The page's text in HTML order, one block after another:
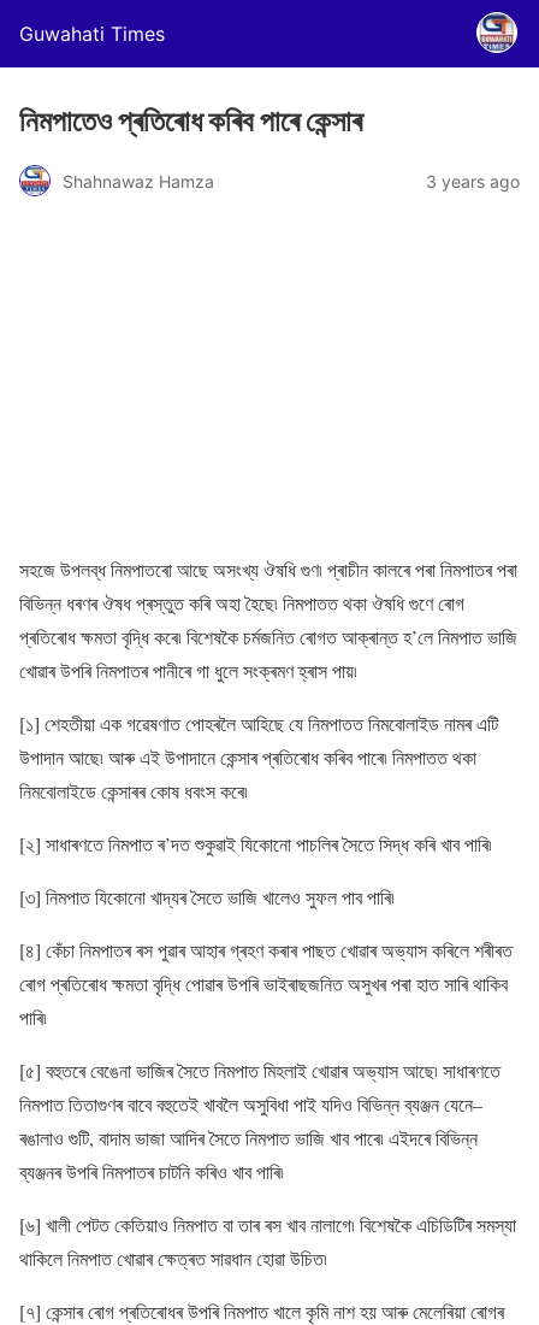
Guwahati Times
নিমপাতেও প্ৰতিৰোধ কৰিব পাৰে কেন্সাৰ
Shahnawaz Hamza 3 years ago
সহজে উপলব্ধ নিমপাতৰো আছে অসংখ্য ঔষধি গুণ৷ প্ৰাচীন কালৰে পৰা নিমপাতৰ পৰা
বিভিন্ন ধৰণৰ ঔষধ প্ৰস্তুত কৰি অহা হৈছে৷ নিমপাতত থকা ঔষধি গুণে ৰোগ
প্ৰতিৰোধ ক্ষমতা বৃদ্ধি কৰে৷ বিশেষকৈ চৰ্মজনিত ৰোগত আক্ৰান্ত হ’লে নিমপাত ভাজি
খোৱাৰ উপৰি নিমপাতৰ পানীৰে গা ধুলে সংক্ৰমণ হ্ৰাস পায়৷
[১] শেহতীয়া এক গৱেষণাত পোহৰলৈ আহিছে যে নিমপাতত নিমবোলাইড নামৰ এটি
উপাদান আছে৷ আৰু এই উপাদানে কেন্সাৰ প্ৰতিৰোধ কৰিব পাৰে৷ নিমপাতত থকা
নিমবোলাইডে কেন্সাৰৰ কোষ ধবংস কৰে৷
[২] সাধাৰণতে নিমপাত ৰ’দত শুকুৱাই যিকোনো পাচলিৰ সৈতে সিদ্ধ কৰি খাব পাৰি৷
[৩] নিমপাত যিকোনো খাদ্যৰ সৈতে ভাজি খালেও সুফল পাব পাৰি৷
[৪] কেঁচা নিমপাতৰ ৰস পুৱাৰ আহাৰ গ্ৰহণ কৰাৰ পাছত খোৱাৰ অভ্যাস কৰিলে শৰীৰত
ৰোগ প্ৰতিৰোধ ক্ষমতা বৃদ্ধি পোৱাৰ উপৰি ভাইৰাছজনিত অসুখৰ পৰা হাত সাৰি থাকিব
পাৰি৷
[৫] বহুতৰে বেঙেনা ভাজিৰ সৈতে নিমপাত মিহলাই খোৱাৰ অভ্যাস আছে৷ সাধাৰণতে
নিমপাত তিতাগুণৰ বাবে বহুতেই খাবলৈ অসুবিধা পাই যদিও বিভিন্ন ব্যঞ্জন যেনে–
ৰঙালাও গুটি, বাদাম ভাজা আদিৰ সৈতে নিমপাত ভাজি খাব পাৰে৷ এইদৰে বিভিন্ন
ব্যঞ্জনৰ উপৰি নিমপাতৰ চাটনি কৰিও খাব পাৰি৷
[৬] খালী পেটত কেতিয়াও নিমপাত বা তাৰ ৰস খাব নালাগে৷ বিশেষকৈ এচিডিটিৰ সমস্যা
থাকিলে নিমপাত খোৱাৰ ক্ষেত্ৰত সাৱধান হোৱা উচিত৷
[৭] কেন্সাৰ ৰোগ প্ৰতিৰোধৰ উপৰি নিমপাত খালে কৃমি নাশ হয় আৰু মেলেৰিয়া ৰোগৰ